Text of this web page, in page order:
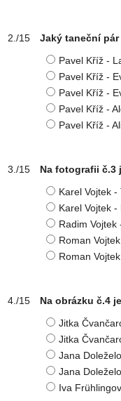
Jaký taneční
Pavel Kříž -
Pavel Kříž -
Pavel Kříž -
Pavel Kříž -
Pavel Kříž -
Na fotografii č.3
Karel Vojtek -
Karel Vojtek
Radim Vojtek
Roman
Roman
Na obrázku č.4
Jitka
Jitka
Jana
Jana
Iva